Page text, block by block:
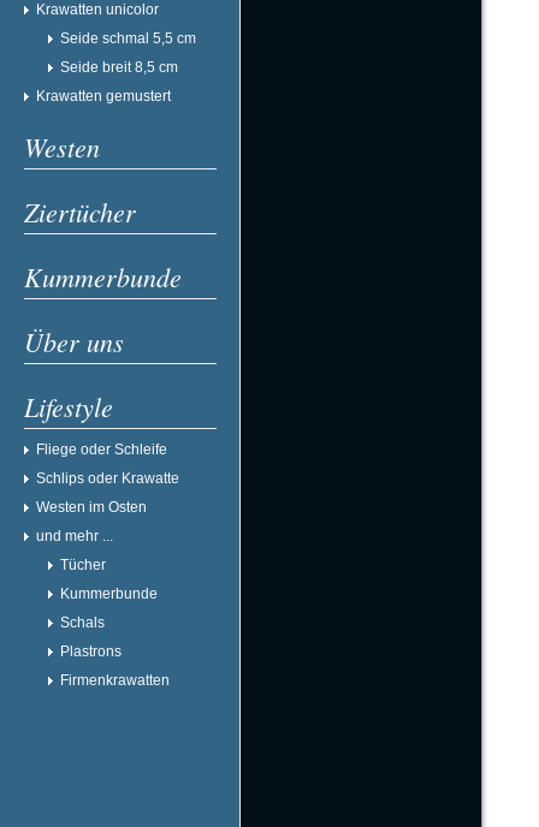
Krawatten unicolor
Seide schmal 5,5 cm
Seide breit 8,5 cm
Krawatten gemustert
Westen
Ziertücher
Kummerbunde
Über uns
Lifestyle
Fliege oder Schleife
Schlips oder Krawatte
Westen im Osten
und mehr ...
Tücher
Kummerbunde
Schals
Plastrons
Firmenkrawatten